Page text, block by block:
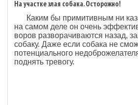
На участке злая собака. Осторожно!
Каким бы примитивным ни
на самом деле он очень
воров разворачиваются назад,
собаку. Даже если собака не
потенциального
поднять тревогу.